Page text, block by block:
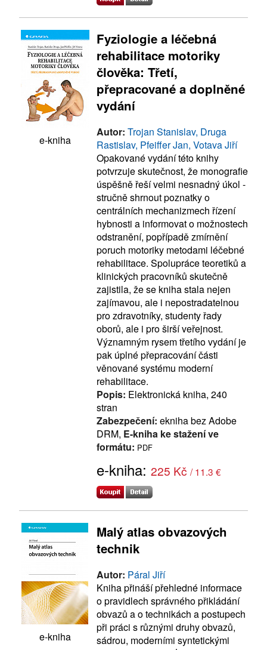
e-kniha
Fyziologie a léčebná
rehabilitace motoriky
člověka: Třetí,
přepracované a doplněné
vydání
Autor: Trojan Stanislav, Druga
Rastislav, Pfeiffer Jan, Votava Jiří
Opakované vydání této knihy
potvrzuje skutečnost, že monografie
úspěšně řeší velmi nesnadný úkol -
stručně shrnout poznatky o
centrálních mechanizmech řízení
hybnosti a informovat o možnostech
odstranění, popřípadě zmírnění
poruch motoriky metodami léčebné
rehabilitace. Spolupráce teoretiků a
klinických pracovníků skutečně
zajistila, že se kniha stala nejen
zajímavou, ale i nepostradatelnou
pro zdravotníky, studenty řady
oborů, ale i pro širší veřejnost.
Významným rysem třetího vydání je
pak úplné přepracování části
věnované systému moderní
rehabilitace.
Popis: Elektronická kniha, 240
stran
Zabezpečení: ekniha bez Adobe
DRM, E-kniha ke stažení ve
formátu: PDF
e-kniha: 225 Kč / 11.3 €
e-kniha
Malý atlas obvazových
technik
Autor: Páral Jiří
Kniha přináší přehledné informace
o pravidlech správného přikládání
obvazů a o technikách a postupech
při práci s různými druhy obvazů,
sádrou, moderními syntetickými